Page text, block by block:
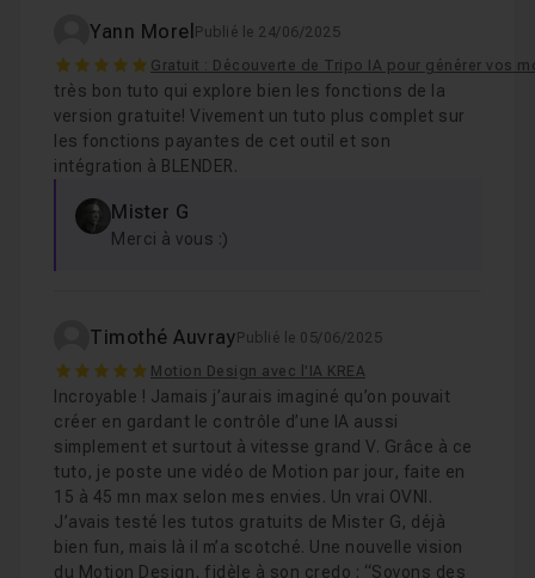
Yann Morel Publié le 24/06/2025
5 Gratuit : Découverte de Tripo IA pour générer vos
très bon tuto qui explore bien les fonctions de la
version gratuite! Vivement un tuto plus complet sur
les fonctions payantes de cet outil et son
intégration à BLENDER.
Mister G
Merci à vous :)
Timothé Auvray Publié le 05/06/2025
5 Motion Design avec l'IA KREA
Incroyable ! Jamais j’aurais imaginé qu’on pouvait
créer en gardant le contrôle d’une IA aussi
simplement et surtout à vitesse grand V. Grâce à ce
tuto, je poste une vidéo de Motion par jour, faite en
15 à 45 mn max selon mes envies. Un vrai OVNI.
J’avais testé les tutos gratuits de Mister G, déjà
bien fun, mais là il m’a scotché. Une nouvelle vision
du Motion Design, fidèle à son credo : “Soyons des